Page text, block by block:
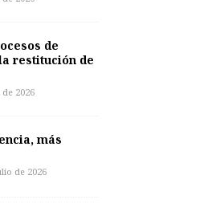
de
restitución de
2026
más
de 2026